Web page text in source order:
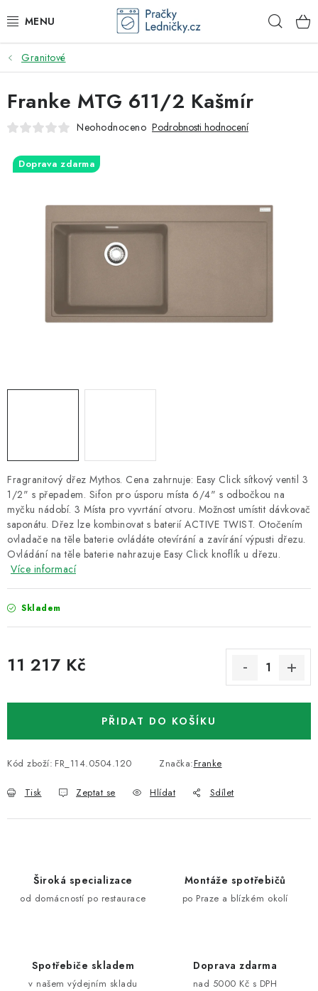
na
DODAVATEL
VESTAVNÉ SPOTŘEBIČE
VOLNĚ STOJÍCÍ SPOTŘEBIČE
DŘEZY A BATERIE
ODSAVAČE PAR
ZNAČKY
Granitové
Fragranitový dřez Mythos. Cena zahrnuje: Easy Click sítkový ventil 3
1/2" s přepadem. Sifon pro úsporu místa 6/4" s odbočkou na
myčku nádobí. 3 Místa pro vyvrtání otvoru. Možnost umístit dávkovač
saponátu. Dřez lze kombinovat s baterií ACTIVE TWIST. Otočením
ovladače na těle baterie ovládáte otevírání a zavírání výpusti dřezu.
Ovládání na těle baterie nahrazuje Easy Click knoflík u dřezu.
Více informací
Skladem
11 217 Kč
PŘIDAT DO KOŠÍKU
Kód zboží: FR_114.0504.120 Značka:Franke
Tisk Zeptat se Hlídat Sdílet
Franke MTG 611/2 Kašmír
Neohodnoceno Podrobnosti hodnocení
Doprava zdarma
Široká specializace
od domácností po restaurace
Montáže spotřebičů
po Praze a blízkém okolí
Spotřebiče skladem
v našem výdejním skladu
Doprava zdarma
nad 5000 Kč s DPH